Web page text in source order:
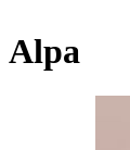
Alpa